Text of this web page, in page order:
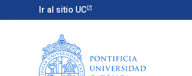
Ir al sitio UC